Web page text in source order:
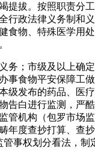
提拔。按照职责分
行政法律义务制和
食物、特殊医学用
；市级及以上确定
事食物平安保障工
级发布的药品、医
告白进行监测，严
管机构（包罗市场
年度查抄打算、查
管事权划分看法，